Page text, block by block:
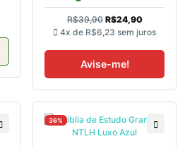
R$39,90 R$24,90
4x de R$6,23 sem juros
Avise-me!
36%